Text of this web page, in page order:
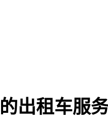
出租车服